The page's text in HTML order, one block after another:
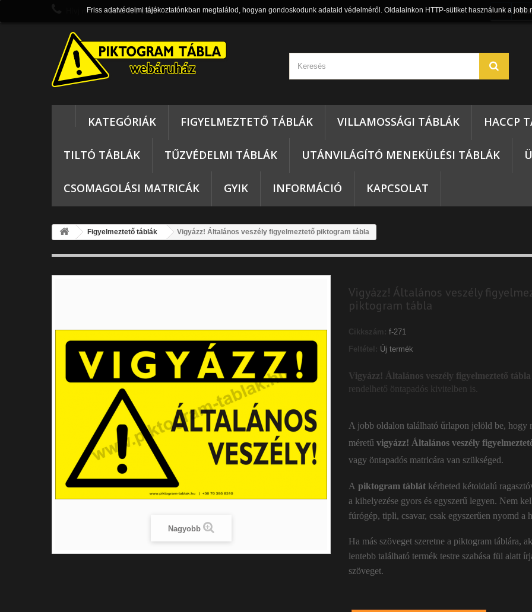
Hívj most: +36 1 430 0820
KATEGÓRIÁK FIGYELMEZTETŐ TÁBLÁK VILLAMOSSÁGI TÁBLÁK HACCP
TILTÓ TÁBLÁK TŰZVÉDELMI TÁBLÁK UTÁNVILÁGÍTÓ MENEKÜLÉSI TÁBLÁK
CSOMAGOLÁSI MATRICÁK GYIK INFORMÁCIÓ KAPCSOLAT
Friss adatvédelmi tájékoztatónkban megtalálod, hogyan gondoskodunk adataid védelméről. Oldalainkon HTTP-sütiket használunk a jobb
Figyelmeztető táblák Vigyázz! Általános veszély figyelmeztető piktogram tábla
Nagyobb
Vigyázz! Általános veszély
piktogram tábla
Cikkszám: f-271
Feltétel: Új termék
Vigyázz! Általános veszély figyelmeztető tábla
rendelhető öntapadós kivitelben is.
A jobb oldalon található űrlapon jelöld be, hogy
méretű vigyázz! Általános veszély
vagy öntapadós matricára van szükséged.
A piktogram táblát kérheted kétoldalú
a kihelyezése gyors és egyszerű legyen. Nem
fúrógép, tipli, csavar, csak egyszerűen nyomd a
Ha más szöveget szeretne a piktogram táblára,
lentebb található termék testre szabása fül alatt
szöveget.